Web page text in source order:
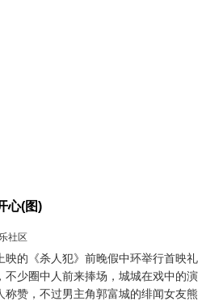
心(图)
社区
的《杀人犯》前晚假中环举行首映礼
不少圈中人前来捧场，城城在戏中的演
称赞，不过男主角郭富城的绯闻女友熊